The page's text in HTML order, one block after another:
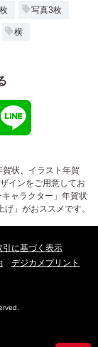
写真3枚
横
状、イラスト年賀
インをご用意してお
ャラクター」年賀状
」がおススメです。
引に基づく表示
デジカメプリント